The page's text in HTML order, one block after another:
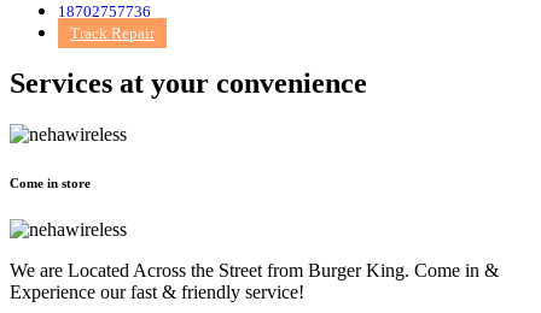
18702757736
Track Repair
Services at your convenience
Come in store
We are Located Across the Street from Burger King. Come in &
Experience our fast & friendly service!